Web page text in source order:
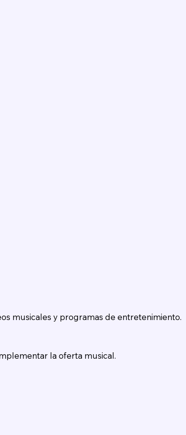
musicales y programas de entretenimiento.
la oferta musical.